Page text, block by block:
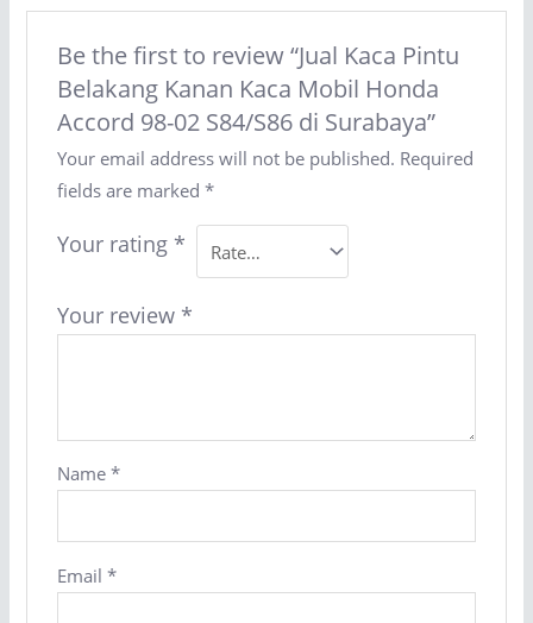
Be the first to review “Jual Kaca Pintu
Belakang Kanan Kaca Mobil Honda
Accord 98-02 S84/S86 di Surabaya”
Your email address will not be published. Required
fields are marked *
Your rating *
Your review *
Name *
Email *